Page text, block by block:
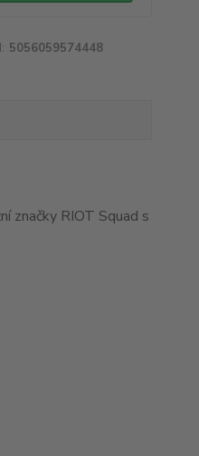
5056059574448
značky RIOT Squad s